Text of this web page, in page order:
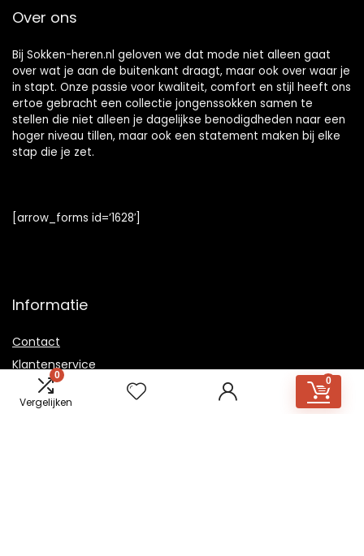
0
Vergelijken
0
Over ons
Bij Sokken-heren.nl geloven we dat mode niet alleen gaat
over wat je aan de buitenkant draagt, maar ook over waar je
in stapt. Onze passie voor kwaliteit, comfort en stijl heeft ons
ertoe gebracht een collectie jongenssokken samen te
stellen die niet alleen je dagelijkse benodigdheden naar een
hoger niveau tillen, maar ook een statement maken bij elke
stap die je zet.
[arrow_forms id=’1628′]
Informatie
Contact
Klantenservice
Over ons
Overzicht